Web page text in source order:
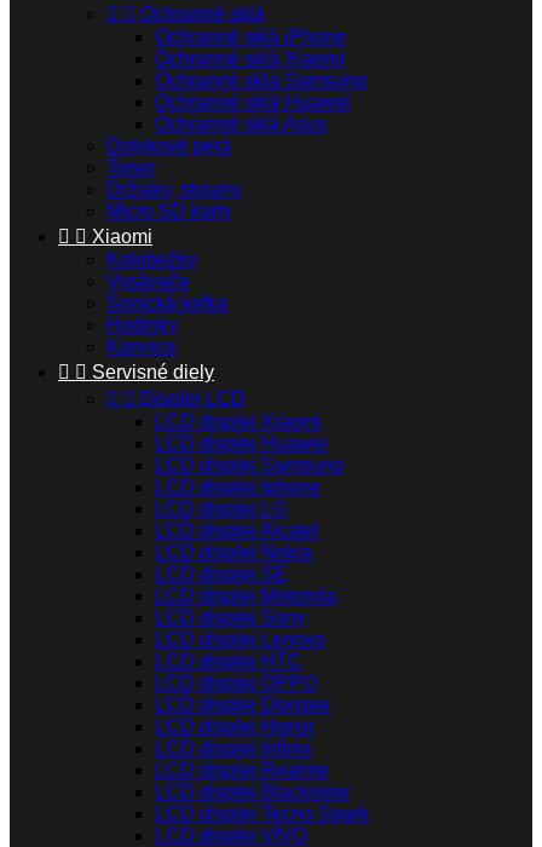
  Ochranné sklá
Ochranné sklá iPhone
Ochranné sklá Xiaomi
Ochranné sklá Samsung
Ochranné sklá Huawei
Ochranné sklá Asus
Dotykové perá
Toner
Držiaky, stojany
Micro SD karty
  Xiaomi
Kolobežky
Vysávače
Sonická kefka
Hodinky
Kanvice
  Servisné diely
  Displej LCD
LCD displej Xiaomi
LCD displej Huawei
LCD displej Samsung
LCD displej Iphone
LCD displej LG
LCD displej Alcatel
LCD displej Nokia
LCD displej SE
LCD displej Motorola
LCD displej Sony
LCD displej Lenovo
LCD displej HTC
LCD displej OPPO
LCD displej Doogee
LCD displej Honor
LCD displej Infinix
LCD displej Realme
LCD displej Blackview
LCD displej Tecno Spark
LCD displej VIVO